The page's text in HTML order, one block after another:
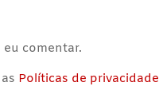
comentar.
Políticas de privacidade